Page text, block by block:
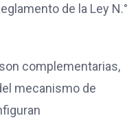
de la Ley N.°
complementarias,
mecanismo de